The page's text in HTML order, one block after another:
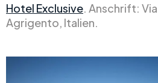
Hotel Exclusive. Anschrift:
Agrigento, Italien.